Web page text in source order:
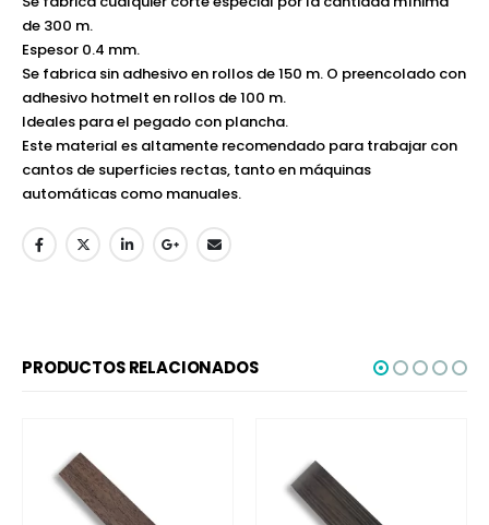
de 300 m.
Espesor 0.4 mm.
Se fabrica sin adhesivo en rollos de 150 m. O preencolado con
adhesivo hotmelt en rollos de 100 m.
Ideales para el pegado con plancha.
Este material es altamente recomendado para trabajar con
cantos de superficies rectas, tanto en máquinas
automáticas como manuales.
PRODUCTOS RELACIONADOS